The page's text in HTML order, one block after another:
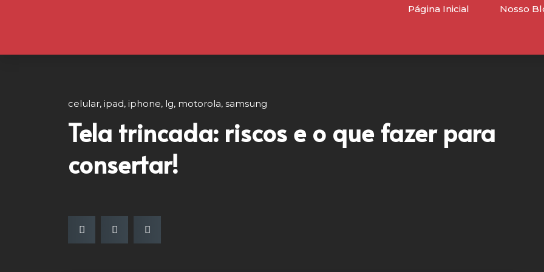
Página Inicial Nosso
celular, ipad, iphone, lg, motorola, samsung
Tela trincada: riscos e o que fazer para
consertar!